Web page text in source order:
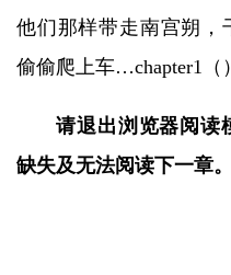
他们那样带走南宫朔，
偷偷爬上车…chapter1（
请退出浏览器阅读
缺失及无法阅读下一章。